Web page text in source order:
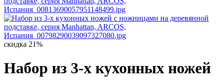
скидка 21%
Набор из 3-х кухонных ножей